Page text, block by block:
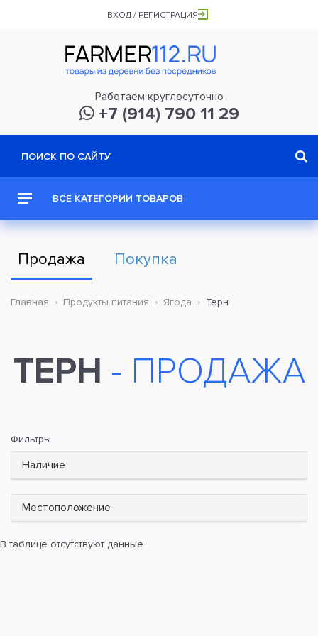
ВХОД / РЕГИСТРАЦИЯ
Работаем круглосуточно
+7 (914) 790 11 29
ВСЕ КАТЕГОРИИ ТОВАРОВ
Продажа Покупка
Главная Продукты питания Ягода Терн
ТЕРН - ПРОДАЖА
Фильтры
Наличие
Местоположение
В таблице отсутствуют данные